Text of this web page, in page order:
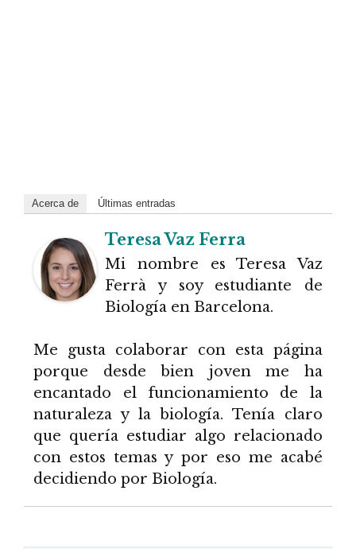
Acerca de Últimas entradas
Teresa Vaz Ferra
Mi nombre es Teresa Vaz
Ferrà y soy estudiante de
Biología en Barcelona.
Me gusta colaborar con esta página
porque desde bien joven me ha
encantado el funcionamiento de la
naturaleza y la biología. Tenía claro
que quería estudiar algo relacionado
con estos temas y por eso me acabé
decidiendo por Biología.